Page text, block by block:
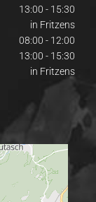
13:00 - 15:30
in Fritzens
08:00 - 12:00
13:00 - 15:30
in Fritzens